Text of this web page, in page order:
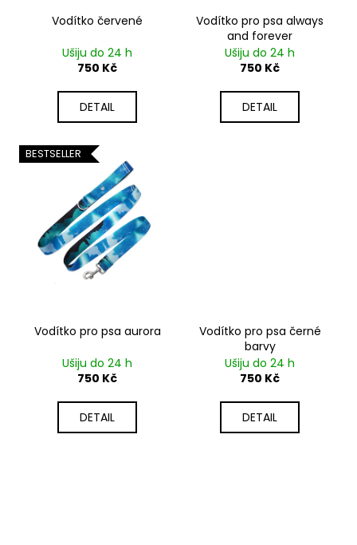
Vodítko červené
Ušiju do 24 h
750 Kč
DETAIL
Vodítko pro psa always
and forever
Ušiju do 24 h
750 Kč
DETAIL
BESTSELLER
Vodítko pro psa aurora
Ušiju do 24 h
750 Kč
DETAIL
Vodítko pro psa černé
barvy
Ušiju do 24 h
750 Kč
DETAIL